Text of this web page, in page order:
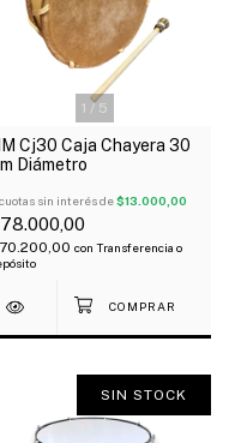
1 /5
Cj30 Caja Chayera 30
Diámetro
cuotas sin interés de$13.000,00
con Transferencia o
SIN STOCK